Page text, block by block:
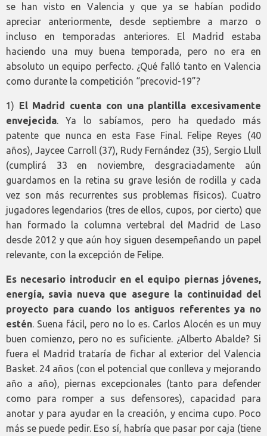
se han visto en Valencia y que ya se habían podido
apreciar anteriormente, desde septiembre a marzo o
incluso en temporadas anteriores. El Madrid estaba
haciendo una muy buena temporada, pero no era en
absoluto un equipo perfecto. ¿Qué falló tanto en Valencia
como durante la competición “precovid-19”?
1) El Madrid cuenta con una plantilla excesivamente
envejecida. Ya lo sabíamos, pero ha quedado más
patente que nunca en esta Fase Final. Felipe Reyes (40
años), Jaycee Carroll (37), Rudy Fernández (35), Sergio Llull
(cumplirá 33 en noviembre, desgraciadamente aún
guardamos en la retina su grave lesión de rodilla y cada
vez son más recurrentes sus problemas físicos). Cuatro
jugadores legendarios (tres de ellos, cupos, por cierto) que
han formado la columna vertebral del Madrid de Laso
desde 2012 y que aún hoy siguen desempeñando un papel
relevante, con la excepción de Felipe.
Es necesario introducir en el equipo piernas jóvenes,
energía, savia nueva que asegure la continuidad del
proyecto para cuando los antiguos referentes ya no
estén. Suena fácil, pero no lo es. Carlos Alocén es un muy
buen comienzo, pero no es suficiente. ¿Alberto Abalde? Si
fuera el Madrid trataría de fichar al exterior del Valencia
Basket. 24 años (con el potencial que conlleva y mejorando
año a año), piernas excepcionales (tanto para defender
como para romper a sus defensores), capacidad para
anotar y para ayudar en la creación, y encima cupo. Poco
más se puede pedir. Eso sí, habría que pasar por caja (tiene